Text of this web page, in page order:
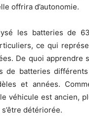
offrira d’autonomie.
les batteries de
ce qui
De quoi apprendre
de batteries
et années.
véhicule est ancien,
détériorée.